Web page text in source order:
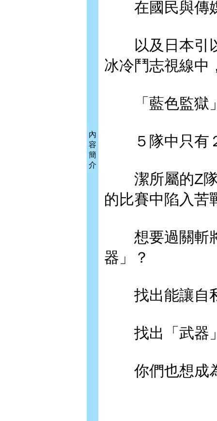
內
容
簡
介
在國民與傳
以及日本引以
冰冷鬥志視線中
「藍色監獄」
５隊中只有２
潔所屬的Z隊
的比賽中陷入苦
想要過關斬將
器」？
找出能讓自私
找出「武器」
你們也想成